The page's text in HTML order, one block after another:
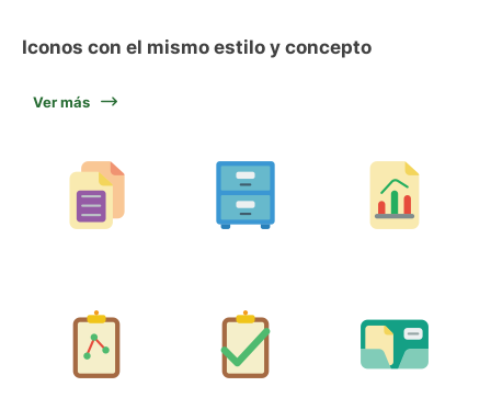
Iconos con el mismo estilo y concepto
Ver más